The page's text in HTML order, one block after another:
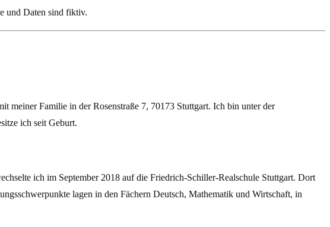
und Daten sind fiktiv.
meiner Familie in der Rosenstraße 7, 70173 Stuttgart. Ich bin unter der
ich seit Geburt.
ich im September 2018 auf die Friedrich-Schiller-Realschule Stuttgart. Dort
lagen in den Fächern Deutsch, Mathematik und Wirtschaft, in